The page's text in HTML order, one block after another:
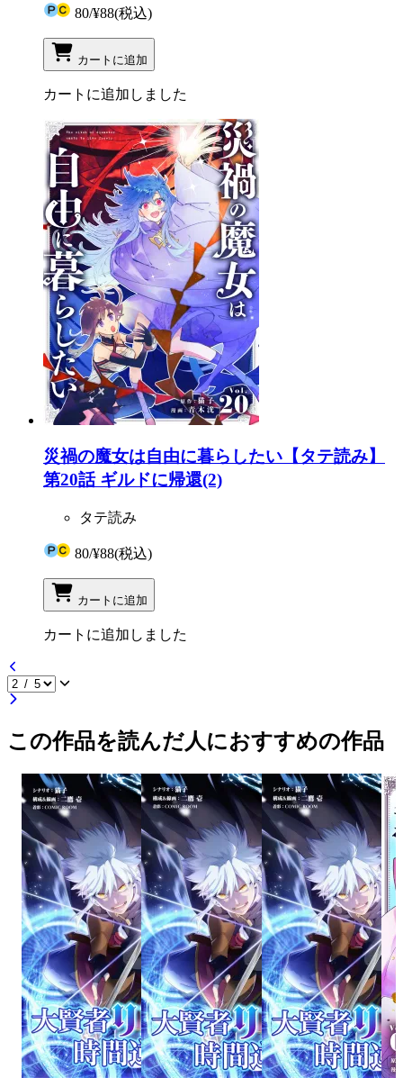
80/¥88(税込)
カートに追加
カートに追加しました
災禍の魔女は自由に暮らしたい【タテ読み】
第20話 ギルドに帰還(2)
タテ読み
80/¥88(税込)
カートに追加
カートに追加しました
この作品を読んだ人におすすめの作品